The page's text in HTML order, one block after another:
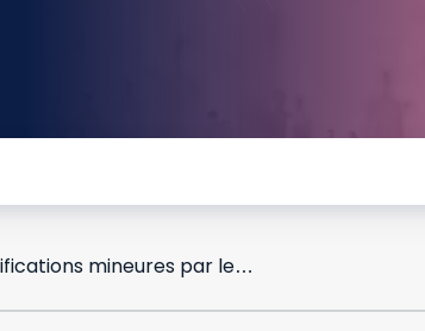
Décret du 20 mai 2016 relatif à la justice prud’homale : modifications mineures par le Conseil d’État